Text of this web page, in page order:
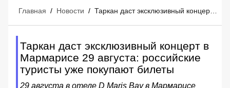
Главная / Новости /
Таркан даст эксклюзивный концерт в
Мармарисе 29 августа: российские
туристы уже покупают билеты
29 августа в отеле D Maris Bay в Мармарисе